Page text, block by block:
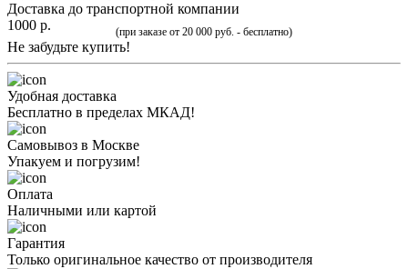
Доставка до транспортной компании
1000 р.
(при заказе от 20 000 руб. - бесплатно)
Не забудьте купить!
Удобная доставка
Бесплатно в пределах МКАД!
Самовывоз в Москве
Упакуем и погрузим!
Оплата
Наличными или картой
Гарантия
Только оригинальное качество от производителя